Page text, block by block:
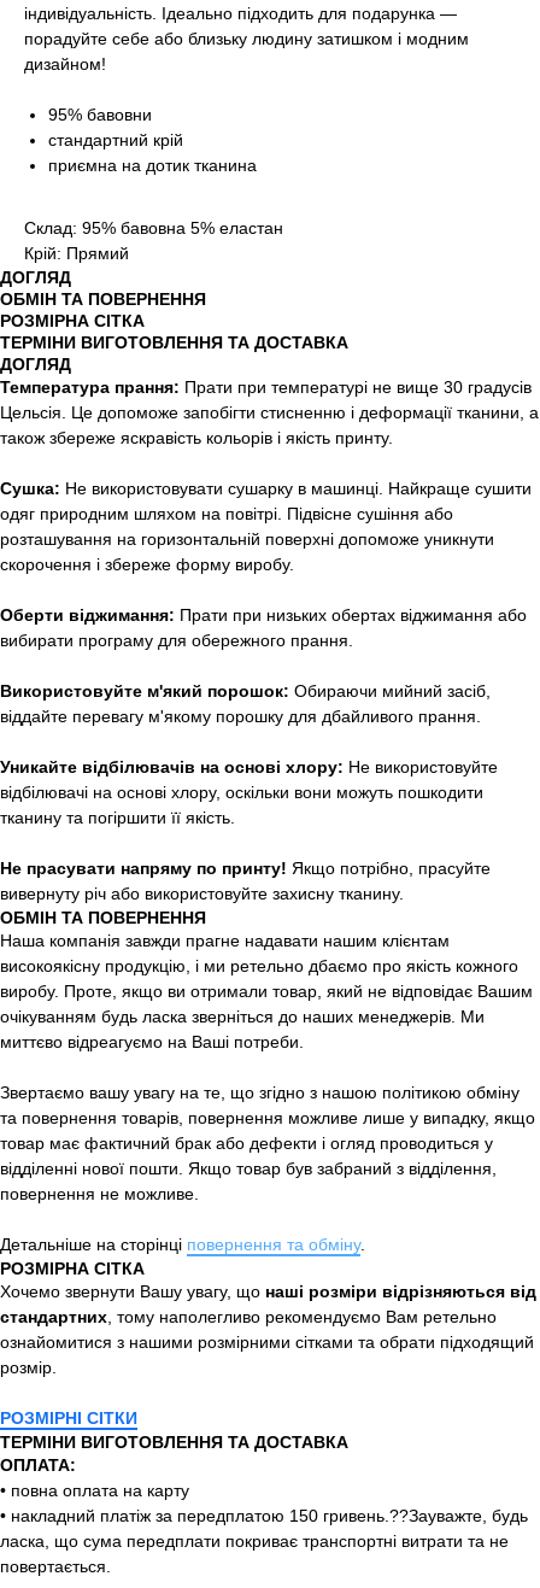
індивідуальність. Ідеально підходить для подарунка —
порадуйте себе або близьку людину затишком і модним
дизайном!
95% бавовни
стандартний крій
приємна на дотик тканина
Склад: 95% бавовна 5% еластан
Крій: Прямий
ДОГЛЯД
ОБМІН ТА ПОВЕРНЕННЯ
РОЗМІРНА СІТКА
ТЕРМІНИ ВИГОТОВЛЕННЯ ТА ДОСТАВКА
ДОГЛЯД
Температура прання: Прати при температурі не вище 30 градусів
Цельсія. Це допоможе запобігти стисненню і деформації тканини, а
також збереже яскравість кольорів і якість принту.
Сушка: Не використовувати сушарку в машинці. Найкраще сушити
одяг природним шляхом на повітрі. Підвісне сушіння або
розташування на горизонтальній поверхні допоможе уникнути
скорочення і збереже форму виробу.
Оберти віджимання: Прати при низьких обертах віджимання або
вибирати програму для обережного прання.
Використовуйте м'який порошок: Обираючи мийний засіб,
віддайте перевагу м'якому порошку для дбайливого прання.
Уникайте відбілювачів на основі хлору: Не використовуйте
відбілювачі на основі хлору, оскільки вони можуть пошкодити
тканину та погіршити її якість.
Не прасувати напряму по принту! Якщо потрібно, прасуйте
вивернуту річ або використовуйте захисну тканину.
ОБМІН ТА ПОВЕРНЕННЯ
Наша компанія завжди прагне надавати нашим клієнтам
високоякісну продукцію, і ми ретельно дбаємо про якість кожного
виробу. Проте, якщо ви отримали товар, який не відповідає Вашим
очікуванням будь ласка зверніться до наших менеджерів. Ми
миттєво відреагуємо на Ваші потреби.
Звертаємо вашу увагу на те, що згідно з нашою політикою обміну
та повернення товарів, повернення можливе лише у випадку, якщо
товар має фактичний брак або дефекти і огляд проводиться у
відділенні нової пошти. Якщо товар був забраний з відділення,
повернення не можливе.
Детальніше на сторінці повернення та обміну.
РОЗМІРНА СІТКА
Хочемо звернути Вашу увагу, що наші розміри відрізняються від
стандартних, тому наполегливо рекомендуємо Вам ретельно
ознайомитися з нашими розмірними сітками та обрати підходящий
розмір.
РОЗМІРНІ СІТКИ
ТЕРМІНИ ВИГОТОВЛЕННЯ ТА ДОСТАВКА
ОПЛАТА:
• повна оплата на карту
• накладний платіж за передплатою 150 гривень.??Зауважте, будь
ласка, що сума передплати покриває транспортні витрати та не
повертається.